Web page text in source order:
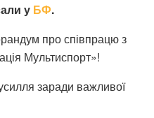
у БФ.
про співпрацю з
Мультиспорт»!
заради важливої